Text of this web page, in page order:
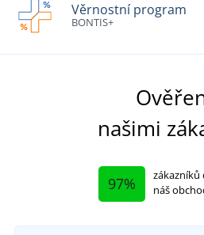
Věrnostní program
BONTIS+
našimi
97%
náš